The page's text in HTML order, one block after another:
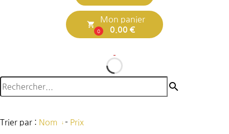
local_grocery_store
0
Mon panier
0.00 €
search
Trier par : Nom - Prix